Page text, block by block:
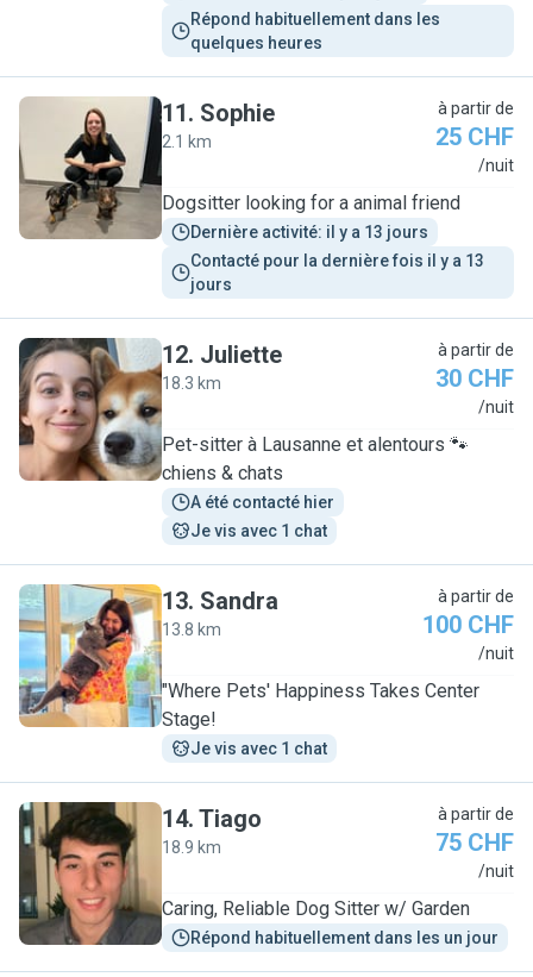
Répond habituellement dans les
quelques heures
S
11. Sophie
2.1 km
à partir de
25 CHF
/nuit
Dogsitter looking for a animal friend
Dernière activité: il y a 13 jours
Contacté pour la dernière fois il y a 13
jours
J
12. Juliette
18.3 km
à partir de
30 CHF
/nuit
Pet-sitter à Lausanne et alentours 🐾
chiens & chats
A été contacté hier
Je vis avec 1 chat
S
13. Sandra
13.8 km
à partir de
100 CHF
/nuit
"Where Pets' Happiness Takes Center
Stage!
Je vis avec 1 chat
T
14. Tiago
18.9 km
à partir de
75 CHF
/nuit
Caring, Reliable Dog Sitter w/ Garden
Répond habituellement dans les un jour